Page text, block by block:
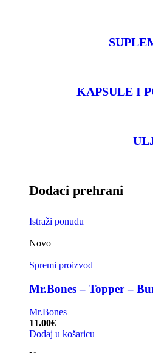
KAPSULE I
Dodaci prehrani
Istraži ponudu
Novo
Spremi proizvod
Mr.Bones – Topper –
Mr.Bones
11.00€
Dodaj u košaricu